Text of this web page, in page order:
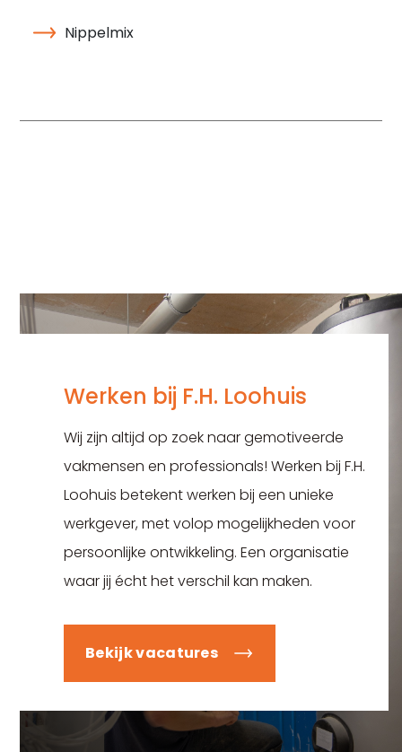
Nippelmix
Werken bij F.H. Loohuis
Wij zijn altijd op zoek naar gemotiveerde
vakmensen en professionals! Werken bij F.H.
Loohuis betekent werken bij een unieke
werkgever, met volop mogelijkheden voor
persoonlijke ontwikkeling. Een organisatie
waar jij écht het verschil kan maken.
Bekijk vacatures